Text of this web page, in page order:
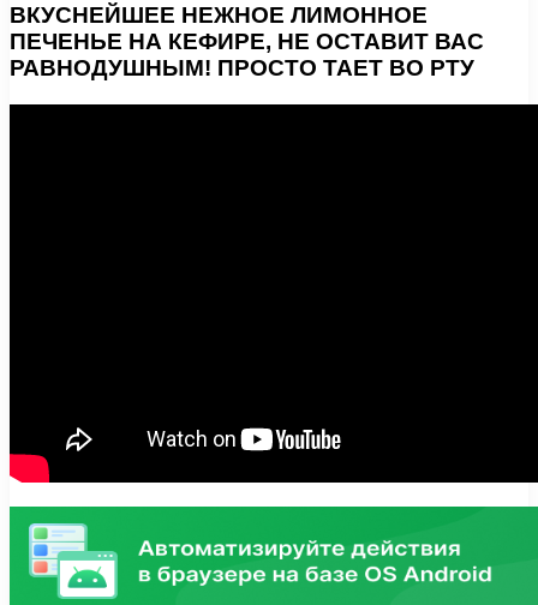
ВКУСНЕЙШЕЕ НЕЖНОЕ ЛИМОННОЕ
ПЕЧЕНЬЕ НА КЕФИРЕ, НЕ ОСТАВИТ ВАС
РАВНОДУШНЫМ! ПРОСТО ТАЕТ ВО РТУ